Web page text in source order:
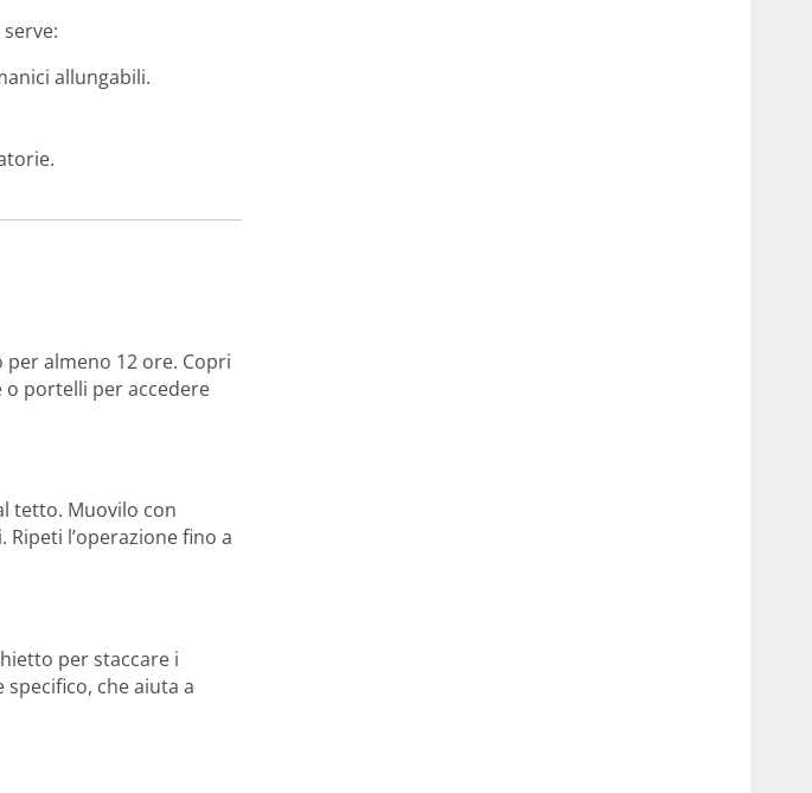
allungabili.
almeno 12 ore. Copri
portelli per accedere
tetto. Muovilo con
l’operazione fino a
per staccare i
che aiuta a